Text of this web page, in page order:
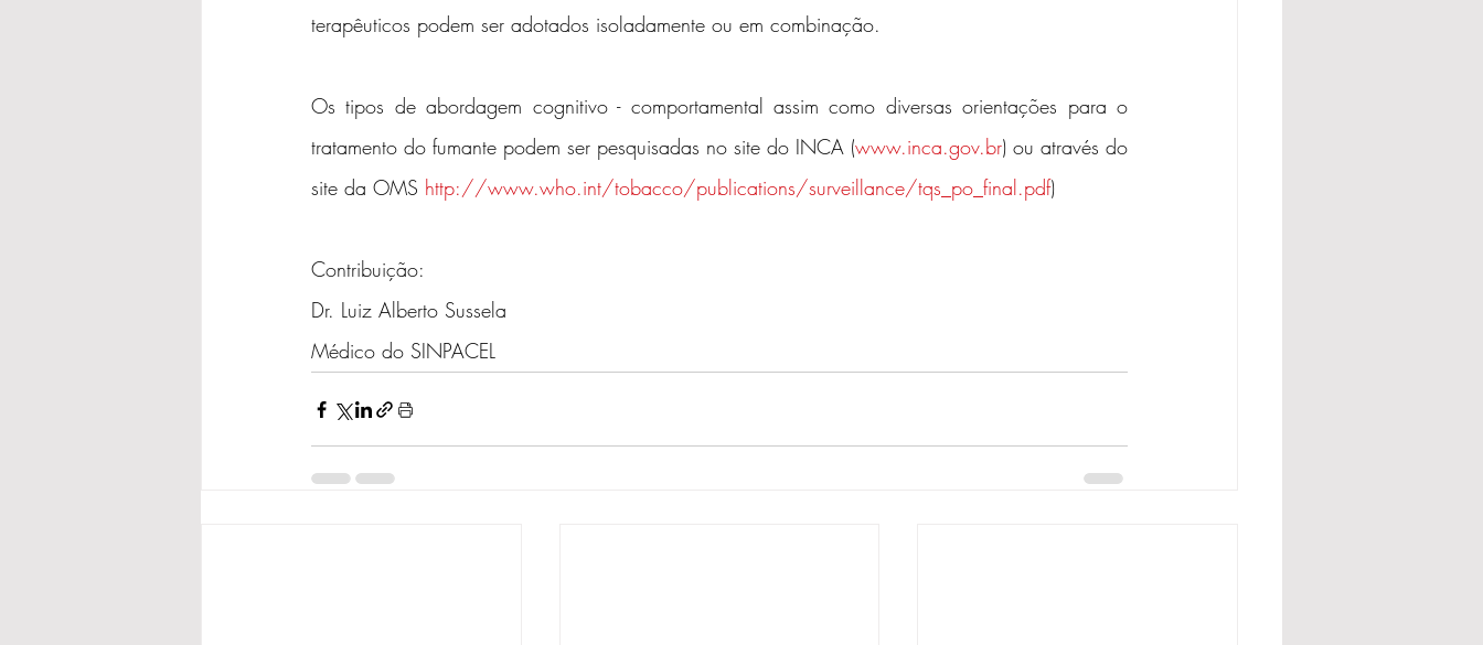
terapêuticos podem ser adotados isoladamente ou em combinação.
Os tipos de abordagem cognitivo - comportamental assim como diversas orientações para o
tratamento do fumante podem ser pesquisadas no site do INCA (www.inca.gov.br) ou através do
site da OMS http://www.who.int/tobacco/publications/surveillance/tqs_po_final.pdf)
Contribuição:
Dr. Luiz Alberto Sussela
Médico do SINPACEL